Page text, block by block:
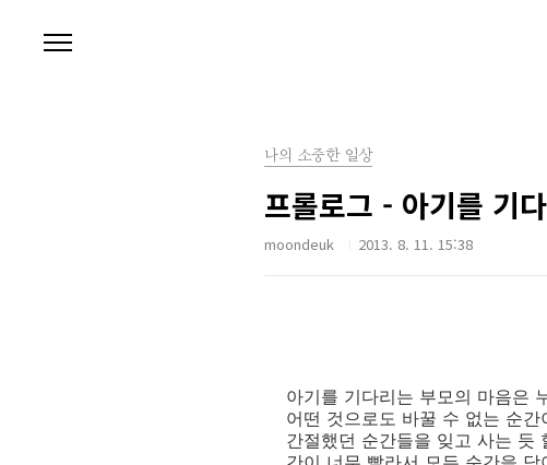
나의 소중한 일상
프롤로그 - 아기를 기
moondeuk 2013. 8. 11. 15:38
아기를 기다리는 부모의 마음은
어떤 것으로도 바꿀 수 없는 순
간절했던 순간들을 잊고 사는 듯